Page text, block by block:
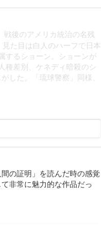
戦後のアメリカ統治の名残
た目は白人のハーフで日本
するショーン。ショーンが
種差別、ケネディ暗殺のシ
した。「琉球警察」同様、
の証明」を読んだ時の感覚
非常に魅力的な作品だっ